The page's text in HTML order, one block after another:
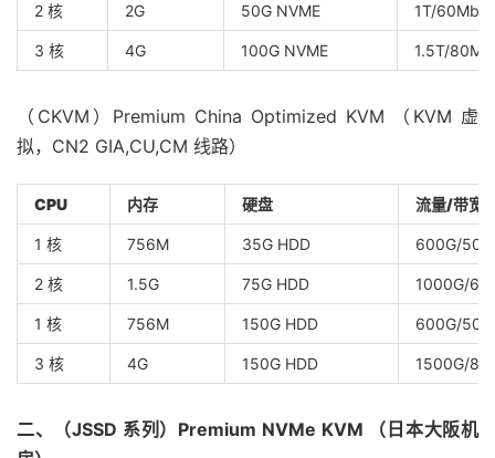
2 核 2G 50G NVME 1T/
3 核 4G 100G NVME 1.5T/
（CKVM）Premium China Optimized KVM （KVM 虚
拟，CN2 GIA,CU,CM 线路）
CPU 内存 硬盘 流量/带宽
1 核 756M 35G HDD 600G/
2 核 1.5G 75G HDD 1000G/
1 核 756M 150G HDD 600G/
3 核 4G 150G HDD 1500G/
二、（JSSD 系列）Premium NVMe KVM （日本大阪机